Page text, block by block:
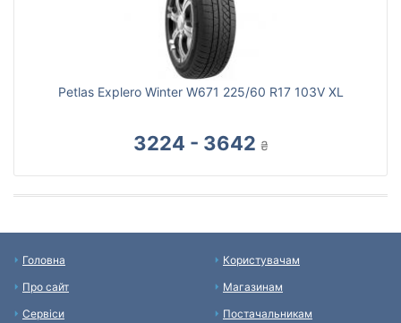
Petlas Explero Winter W671 225/60 R17 103V XL
3224 - 3642 ₴
Головна
Про сайт
Сервіси
Користувачам
Магазинам
Постачальникам